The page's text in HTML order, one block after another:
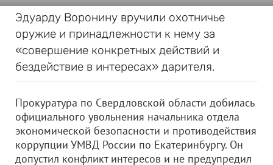
Эдуарду Воронину вручили охотничье
оружие и принадлежности к нему за
«совершение конкретных действий и
бездействие в интересах» дарителя.
Прокуратура по Свердловской области добилась
официального увольнения начальника отдела
экономической безопасности и противодействия
коррупции УМВД России по Екатеринбургу. Он
допустил конфликт интересов и не предупредил